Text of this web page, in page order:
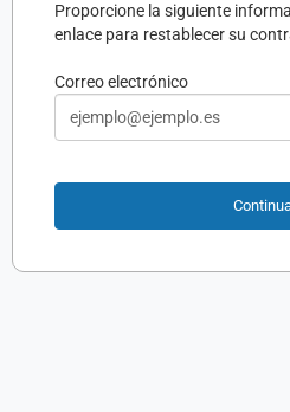
Proporcione la siguiente
enlace para restablecer su
Correo electrónico